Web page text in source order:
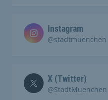
Instagram
@stadtmuenchen
X (Twitter)
@StadtMuenchen